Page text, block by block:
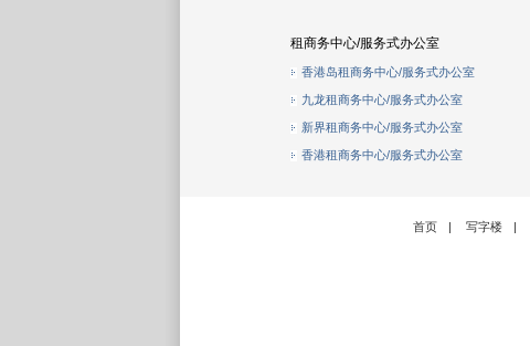
租商务中心/服务式办公室
香港岛租商务中心/服务式办公室
九龙租商务中心/服务式办公室
新界租商务中心/服务式办公室
香港租商务中心/服务式办公室
首页 | 写字楼 |